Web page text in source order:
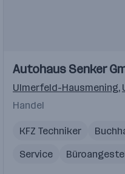
Autohaus Senker
Ulmerfeld-Hausmening,
Handel
KFZ Techniker
Service